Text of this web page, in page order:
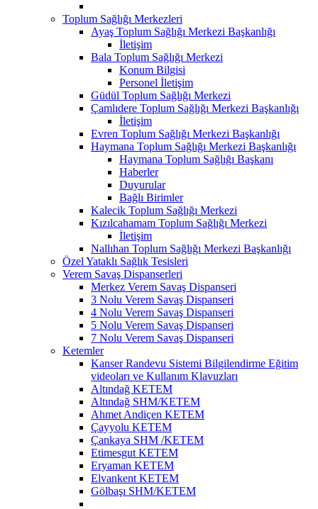
Toplum Sağlığı Merkezleri
Ayaş Toplum Sağlığı Merkezi Başkanlığı
İletişim
Bala Toplum Sağlığı Merkezi
Konum Bilgisi
Personel İletişim
Güdül Toplum Sağlığı Merkezi
Çamlıdere Toplum Sağlığı Merkezi Başkanlığı
İletişim
Evren Toplum Sağlığı Merkezi Başkanlığı
Haymana Toplum Sağlığı Merkezi Başkanlığı
Haymana Toplum Sağlığı Başkanı
Haberler
Duyurular
Bağlı Birimler
Kalecik Toplum Sağlığı Merkezi
Kızılcahamam Toplum Sağlığı Merkezi
İletişim
Nallıhan Toplum Sağlığı Merkezi Başkanlığı
Özel Yataklı Sağlık Tesisleri
Verem Savaş Dispanserleri
Merkez Verem Savaş Dispanseri
3 Nolu Verem Savaş Dispanseri
4 Nolu Verem Savaş Dispanseri
5 Nolu Verem Savaş Dispanseri
7 Nolu Verem Savaş Dispanseri
Ketemler
Kanser Randevu Sistemi Bilgilendirme Eğitim
videoları ve Kullanım Klavuzları
Altındağ KETEM
Altındağ SHM/KETEM
Ahmet Andiçen KETEM
Çayyolu KETEM
Çankaya SHM /KETEM
Etimesgut KETEM
Eryaman KETEM
Elvankent KETEM
Gölbaşı SHM/KETEM